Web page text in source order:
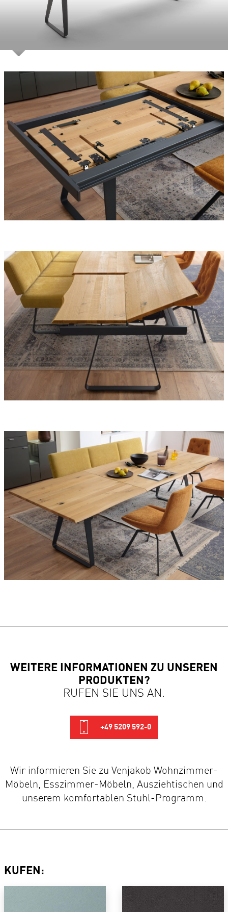
WEITERE INFORMATIONEN ZU UNSEREN
PRODUKTEN?
RUFEN SIE UNS AN.
+49 5209 592-0
Wir informieren Sie zu Venjakob Wohnzimmer-
Möbeln, Esszimmer-Möbeln, Ausziehtischen und
unserem komfortablen Stuhl-Programm.
KUFEN: